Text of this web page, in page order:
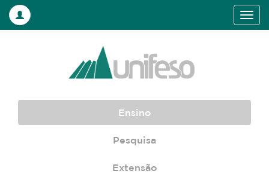
Ensino
Pesquisa
Extensão